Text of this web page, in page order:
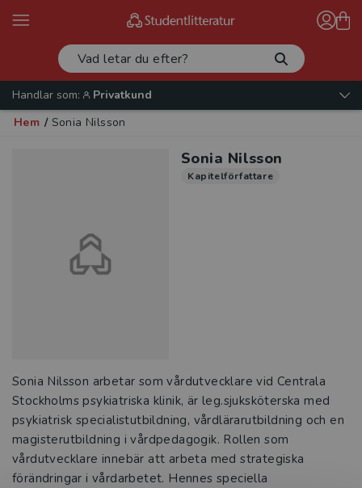
Handlar som:
Privatkund
Hem / Sonia Nilsson
Sonia Nilsson
Kapitelförfattare
Sonia Nilsson arbetar som vårdutvecklare vid Centrala
Stockholms psykiatriska klinik, är leg.sjuksköterska med
psykiatrisk specialistutbildning, vårdlärarutbildning och en
magisterutbildning i vårdpedagogik. Rollen som
vårdutvecklare innebär att arbeta med strategiska
förändringar i vårdarbetet. Hennes speciella